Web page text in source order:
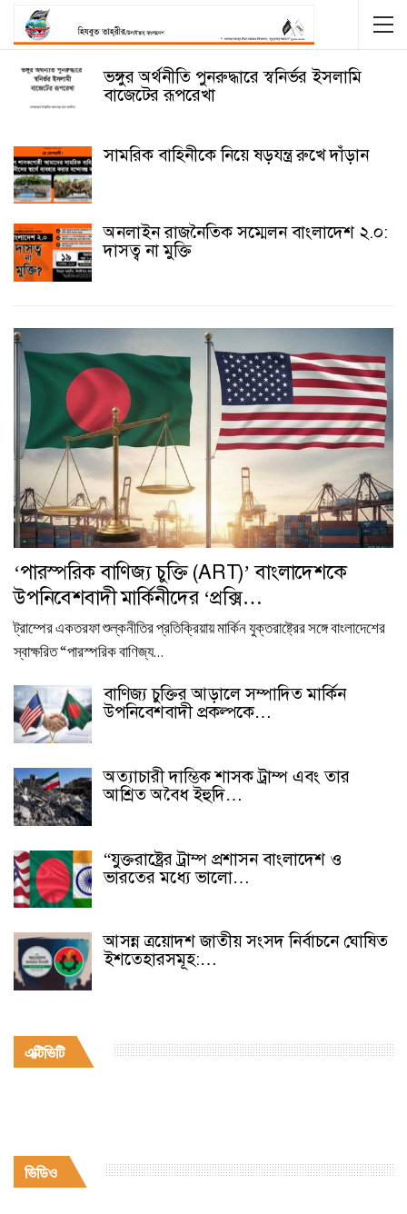
ভঙ্গুর অর্থনীতি পুনরুদ্ধারে স্বনির্ভর ইসলামি
বাজেটের রূপরেখা
সামরিক বাহিনীকে নিয়ে ষড়যন্ত্র রুখে দাঁড়ান
অনলাইন রাজনৈতিক সম্মেলন বাংলাদেশ ২.০:
দাসত্ব না মুক্তি
‘পারস্পরিক বাণিজ্য চুক্তি (ART)’ বাংলাদেশকে
উপনিবেশবাদী মার্কিনীদের ‘প্রক্সি…
ট্রাম্পের একতরফা শুল্কনীতির প্রতিক্রিয়ায় মার্কিন যুক্তরাষ্ট্রের সঙ্গে বাংলাদেশের
স্বাক্ষরিত “পারস্পরিক বাণিজ্য…
বাণিজ্য চুক্তির আড়ালে সম্পাদিত মার্কিন
উপনিবেশবাদী প্রকল্পকে…
অত্যাচারী দাম্ভিক শাসক ট্রাম্প এবং তার
আশ্রিত অবৈধ ইহুদি…
“যুক্তরাষ্ট্রের ট্রাম্প প্রশাসন বাংলাদেশ ও
ভারতের মধ্যে ভালো…
আসন্ন ত্রয়োদশ জাতীয় সংসদ নির্বাচনে ঘোষিত
ইশতেহারসমূহ:…
এক্টিভিটি
ভিডিও